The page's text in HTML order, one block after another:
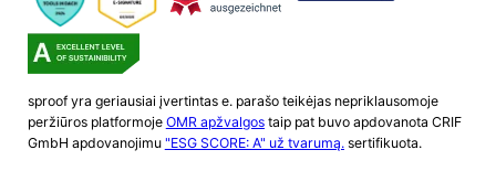
sproof yra geriausiai įvertintas e. parašo teikėjas nepriklausomoje
peržiūros platformoje OMR apžvalgostaip pat buvo apdovanota CRIF
GmbH apdovanojimu "ESG SCORE: A" už tvarumą.sertifikuota.